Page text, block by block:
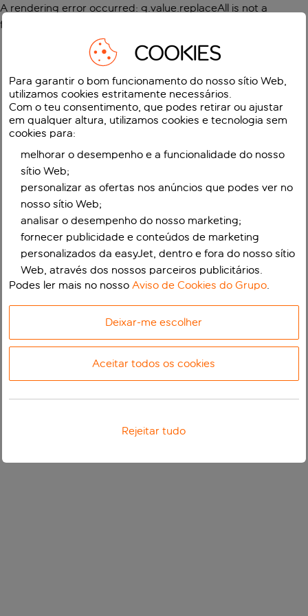
A rendering error occurred: g.value.replaceAll is not a
function
COOKIES
Para garantir o bom funcionamento do nosso sítio Web,
utilizamos cookies estritamente necessários.
Com o teu consentimento, que podes retirar ou ajustar
em qualquer altura, utilizamos cookies e tecnologia sem
cookies para:
melhorar o desempenho e a funcionalidade do nosso
sítio Web;
personalizar as ofertas nos anúncios que podes ver no
nosso sítio Web;
analisar o desempenho do nosso marketing;
fornecer publicidade e conteúdos de marketing
personalizados da easyJet, dentro e fora do nosso sítio
Web, através dos nossos parceiros publicitários.
Podes ler mais no nossoAviso de Cookies do Grupo.
Deixar-me escolher
Aceitar todos os cookies
Rejeitar tudo